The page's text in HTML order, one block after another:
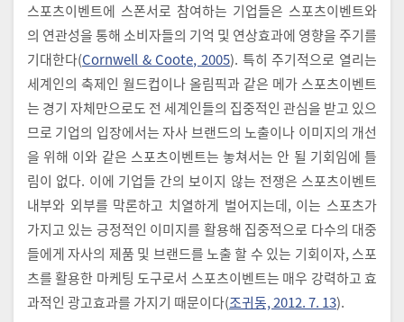
스포츠이벤트에 스폰서로 참여하는 기업들은 스포츠이벤트와
의 연관성을 통해 소비자들의 기억 및 연상효과에 영향을 주기를
기대한다(Cornwell & Coote, 2005). 특히 주기적으로 열리는
세계인의 축제인 월드컵이나 올림픽과 같은 메가 스포츠이벤트
는 경기 자체만으로도 전 세계인들의 집중적인 관심을 받고 있으
므로 기업의 입장에서는 자사 브랜드의 노출이나 이미지의 개선
을 위해 이와 같은 스포츠이벤트는 놓쳐서는 안 될 기회임에 틀
림이 없다. 이에 기업들 간의 보이지 않는 전쟁은 스포츠이벤트
내부와 외부를 막론하고 치열하게 벌어지는데, 이는 스포츠가
가지고 있는 긍정적인 이미지를 활용해 집중적으로 다수의 대중
들에게 자사의 제품 및 브랜드를 노출 할 수 있는 기회이자, 스포
츠를 활용한 마케팅 도구로서 스포츠이벤트는 매우 강력하고 효
과적인 광고효과를 가지기 때문이다(조귀동, 2012. 7. 13).